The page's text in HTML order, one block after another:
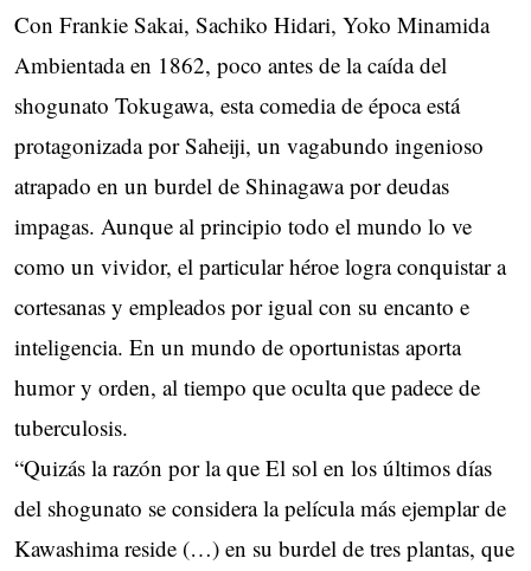
Con Frankie Sakai, Sachiko Hidari, Yoko Minamida
Ambientada en 1862, poco antes de la caída del
shogunato Tokugawa, esta comedia de época está
protagonizada por Saheiji, un vagabundo ingenioso
atrapado en un burdel de Shinagawa por deudas
impagas. Aunque al principio todo el mundo lo ve
como un vividor, el particular héroe logra conquistar a
cortesanas y empleados por igual con su encanto e
inteligencia. En un mundo de oportunistas aporta
humor y orden, al tiempo que oculta que padece de
tuberculosis.
“Quizás la razón por la que El sol en los últimos días
del shogunato se considera la película más ejemplar de
Kawashima reside (…) en su burdel de tres plantas, que